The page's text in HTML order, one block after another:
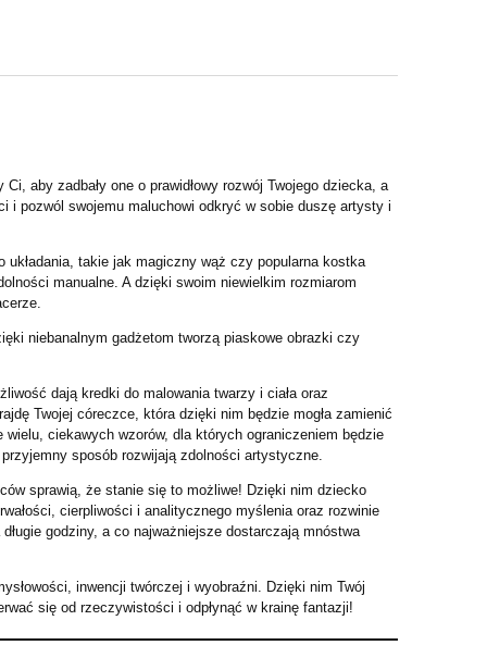
aby zadbały one o prawidłowy rozwój Twojego dziecka, a
i pozwól swojemu maluchowi odkryć w sobie duszę artysty i
takie jak magiczny wąż czy popularna kostka
manualne. A dzięki swoim niewielkim rozmiarom
niebanalnym gadżetom tworzą piaskowe obrazki czy
dają kredki do malowania twarzy i ciała oraz
Twojej córeczce, która dzięki nim będzie mogła zamienić
ciekawych wzorów, dla których ograniczeniem będzie
sposób rozwijają zdolności artystyczne.
sprawią, że stanie się to możliwe! Dzięki nim dziecko
cierpliwości i analitycznego myślenia oraz rozwinie
godziny, a co najważniejsze dostarczają mnóstwa
inwencji twórczej i wyobraźni. Dzięki nim Twój
się od rzeczywistości i odpłynąć w krainę fantazji!